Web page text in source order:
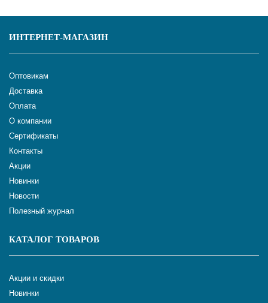
ИНТЕРНЕТ-МАГАЗИН
Оптовикам
Доставка
Оплата
О компании
Сертификаты
Контакты
Акции
Новинки
Новости
Полезный журнал
КАТАЛОГ ТОВАРОВ
Акции и скидки
Новинки